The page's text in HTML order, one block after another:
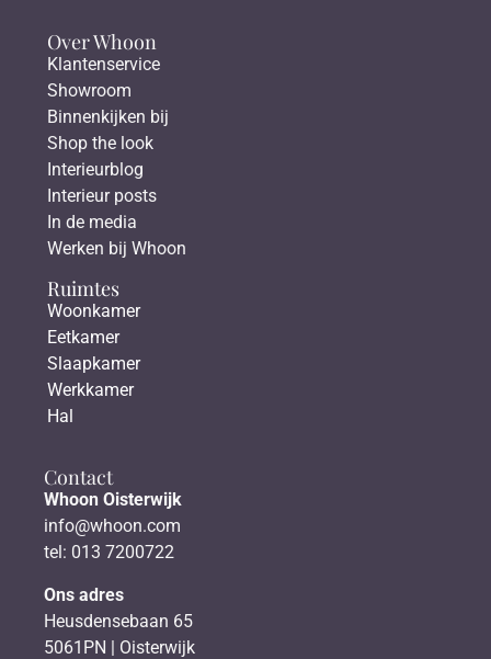
Over Whoon
Klantenservice
Showroom
Binnenkijken bij
Shop the look
Interieurblog
Interieur posts
In de media
Werken bij Whoon
Ruimtes
Woonkamer
Eetkamer
Slaapkamer
Werkkamer
Hal
Contact
Whoon Oisterwijk
info@whoon.com
tel: 013 7200722
Ons adres
Heusdensebaan 65
5061PN | Oisterwijk